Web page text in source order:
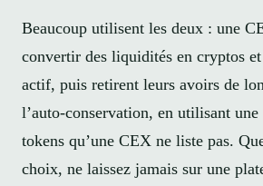
Beaucoup utilisent les deux : une
convertir des liquidités en cryptos
actif, puis retirent leurs avoirs de
l’auto-conservation, en utilisant
tokens qu’une CEX ne liste pas.
choix, ne laissez jamais sur une